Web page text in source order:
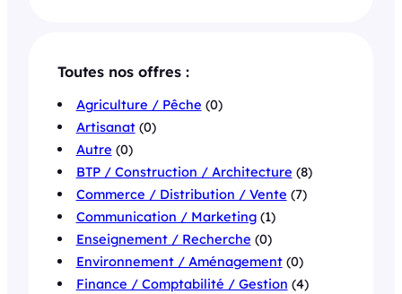
Toutes nos offres :
Agriculture / Pêche (0)
Artisanat(0)
Autre (0)
BTP / Construction / Architecture (8)
Commerce / Distribution / Vente (7)
Communication / Marketing(1)
Enseignement / Recherche (0)
Environnement / Aménagement(0)
Finance / Comptabilité / Gestion (4)